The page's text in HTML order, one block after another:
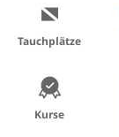
Tauchplätze
Kurse